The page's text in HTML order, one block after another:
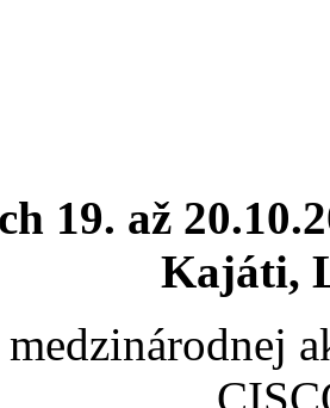
19. až
Kajáti,